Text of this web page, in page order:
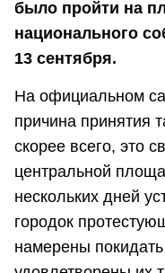
было пройти на
национального
13 сентября.
На официальном
причина принятия
скорее всего, это
центральной
нескольких дней
городок
намерены